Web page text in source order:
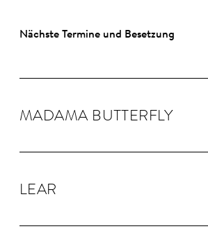
Nächste Termine und Besetzung
MADAMA BUTTER­FLY
LEAR